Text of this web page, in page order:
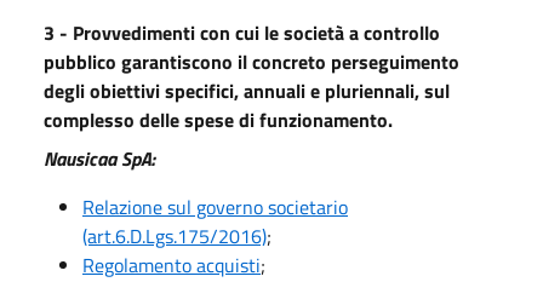
3 - Provvedimenti con cui le società a controllo
pubblico garantiscono il concreto perseguimento
degli obiettivi specifici, annuali e pluriennali, sul
complesso delle spese di funzionamento.
Nausicaa SpA:
Relazione sul governo societario
(art.6.D.Lgs.175/2016);
Regolamento acquisti;